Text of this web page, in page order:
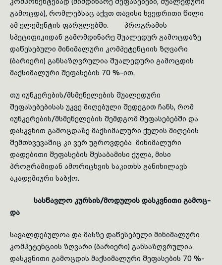
გამოცდა), რომლებსაც აქვთ თა­ვისი ხვედრითი წი­ლი
ამ ელემენტის ფარგლებში. პროგრამის
სპეციფიკიდან გამომდინარე შუალედურ გამოცდაზე
დაწესებული მინიმალური კომპეტენციის ზღვარი
(ბარიერი) განსაზღვრულია შუალედური გამოცდის
მაქსიმალური შეფასების 70 %-ით.
თუ იუნკერების/მსმენელების შუალედური
შეფასებებისას უკვე მიღებული შედეგით ჩანს, რომ
იუნკერების/მსმენელების შემდგომ შეფასებებში და
დასკვნით გამოცდაზე მაქსიმალური ქულის მიღების
შემთხვევაშიც კი ვერ უგროვდება მინიმალური
დადებითი შეფასების შესაბამისი ქულა, მისი
პროგრამიდან ამორიცხვის საკითხს განიხილავს
აკადემიური საბჭო.
სასწავლო კურსის/მოდულის დასკვნითი გა­მოც­
და
სავალ­დე­ბულოა და მასზე დაწესებული მინიმალური
კომპეტენციის ზღვარი (ბარიერი) განსაზღვრულია
დასკვნითი გამოცდის მაქსიმალური შეფასების 70 %-